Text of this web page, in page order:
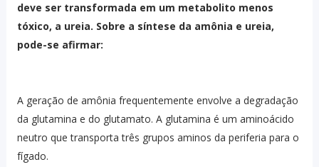
deve ser transformada em um metabolito menos
tóxico, a ureia. Sobre a síntese da amônia e ureia,
pode-se afirmar:
A geração de amônia frequentemente envolve a degradação
da glutamina e do glutamato. A glutamina é um aminoácido
neutro que transporta três grupos aminos da periferia para o
fígado.